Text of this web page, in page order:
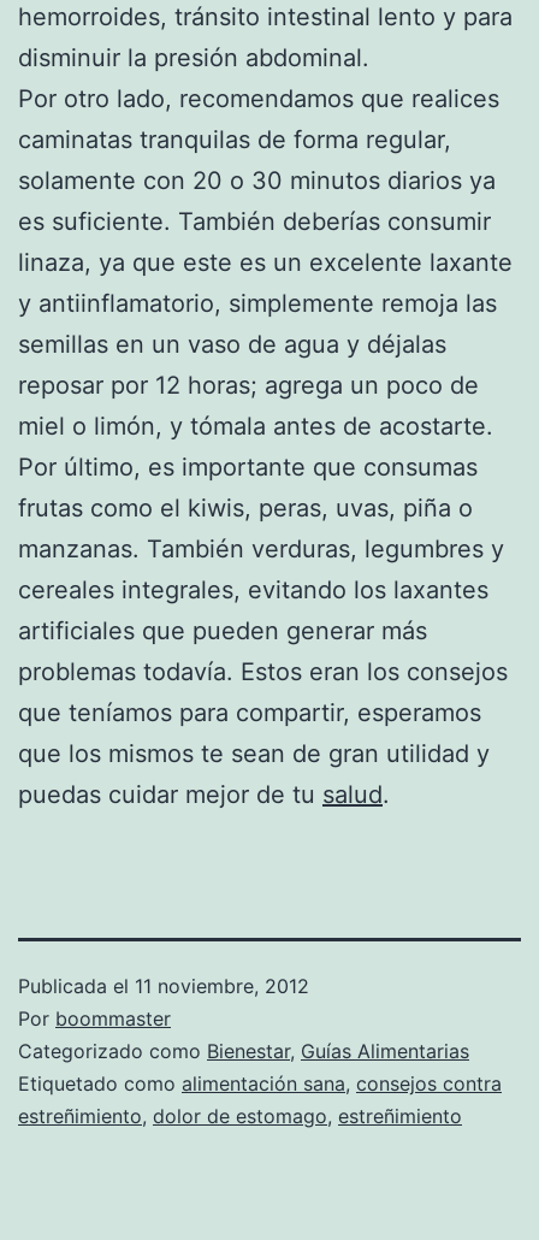
hemorroides, tránsito intestinal lento y para
disminuir la presión abdominal.
Por otro lado, recomendamos que realices
caminatas tranquilas de forma regular,
solamente con 20 o 30 minutos diarios ya
es suficiente. También deberías consumir
linaza, ya que este es un excelente laxante
y antiinflamatorio, simplemente remoja las
semillas en un vaso de agua y déjalas
reposar por 12 horas; agrega un poco de
miel o limón, y tómala antes de acostarte.
Por último, es importante que consumas
frutas como el kiwis, peras, uvas, piña o
manzanas. También verduras, legumbres y
cereales integrales, evitando los laxantes
artificiales que pueden generar más
problemas todavía. Estos eran los consejos
que teníamos para compartir, esperamos
que los mismos te sean de gran utilidad y
puedas cuidar mejor de tu salud.
Publicada el 11 noviembre, 2012
Por boommaster
Categorizado como Bienestar, Guías Alimentarias
Etiquetado como alimentación sana, consejos contra
estreñimiento, dolor de estomago, estreñimiento